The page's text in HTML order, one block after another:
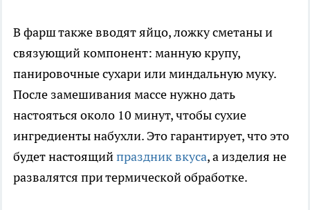
В фарш также вводят яйцо, ложку сметаны и
связующий компонент: манную крупу,
панировочные сухари или миндальную муку.
После замешивания массе нужно дать
настояться около 10 минут, чтобы сухие
ингредиенты набухли. Это гарантирует, что это
будет настоящийпраздник вкуса, а изделия не
развалятся при термической обработке.